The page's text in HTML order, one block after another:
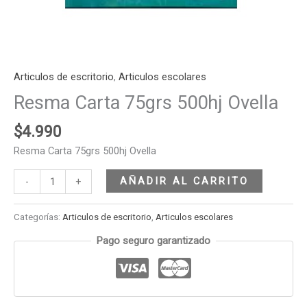
Articulos de escritorio, Articulos escolares
Resma Carta 75grs 500hj Ovella
$4.990
Resma Carta 75grs 500hj Ovella
- + AÑADIR AL CARRITO
Categorías: Articulos de escritorio Articulos escolares
Pago seguro garantizado